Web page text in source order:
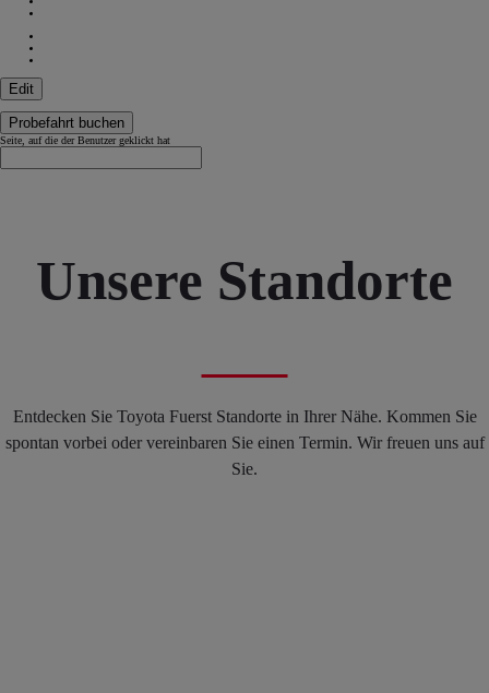
Edit
Probefahrt buchen
Seite, auf die der Benutzer geklickt hat
Unsere Standorte
Entdecken Sie Toyota Fuerst Standorte in Ihrer Nähe. Kommen Sie
spontan vorbei oder vereinbaren Sie einen Termin. Wir freuen uns auf
Sie.